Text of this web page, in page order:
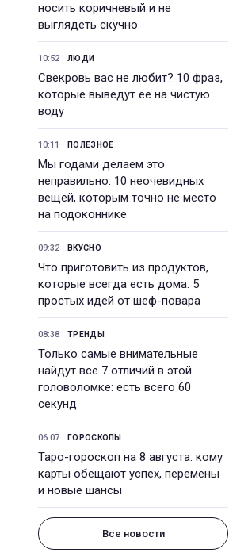
носить коричневый и не
выглядеть скучно
10:52 ЛЮДИ
Свекровь вас не любит? 10 фраз,
которые выведут ее на чистую
воду
10:11 ПОЛЕЗНОЕ
Мы годами делаем это
неправильно: 10 неочевидных
вещей, которым точно не место
на подоконнике
09:32 ВКУСНО
Что приготовить из продуктов,
которые всегда есть дома: 5
простых идей от шеф-повара
08:38 ТРЕНДЫ
Только самые внимательные
найдут все 7 отличий в этой
головоломке: есть всего 60
секунд
06:07 ГОРОСКОПЫ
Таро-гороскоп на 8 августа: кому
карты обещают успех, перемены
и новые шансы
Все новости